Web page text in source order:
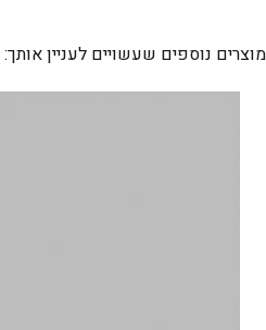
מוצרים נוספים שעשויים לעניין אותך: